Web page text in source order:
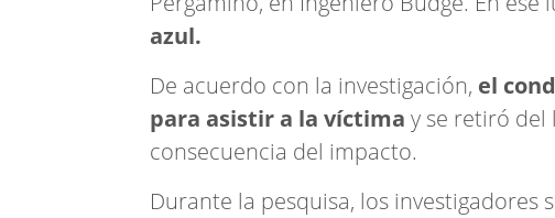
azul.
De acuerdo con la investigación, el
para asistir a la víctima y se retiró del
consecuencia del impacto.
Durante la pesquisa, los